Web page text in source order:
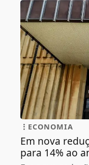
ECONOMIA
Em nova
para 14% ao